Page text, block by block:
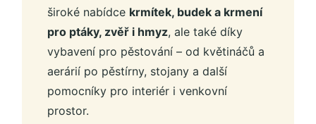
široké nabídce krmítek, budek a krmení
pro ptáky, zvěř i hmyz, ale také díky
vybavení pro pěstování – od květináčů a
aerárií po pěstírny, stojany a další
pomocníky pro interiér i venkovní
prostor.